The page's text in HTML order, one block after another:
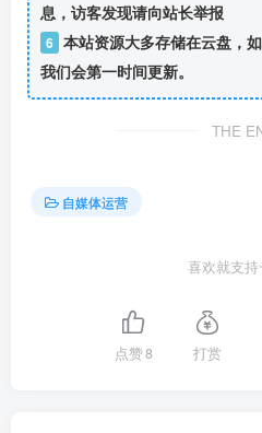
息，访客发现请向站长举报
6 本站资源大多存储在云盘，
我们会第一时间更新。
THE
自媒体运营
喜欢就支
点赞8 打赏